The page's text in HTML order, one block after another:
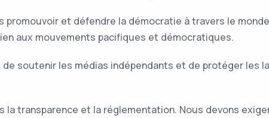
et défendre la démocratie à travers le
aux mouvements pacifiques et démocratiques.
soutenir les médias indépendants et de protéger les
la transparence et la réglementation. Nous devons